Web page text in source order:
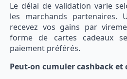
Le délai de validation varie
les marchands partenaires.
recevez vos gains par
forme de cartes cadeaux
paiement préférés.
Peut-on cumuler cashback et